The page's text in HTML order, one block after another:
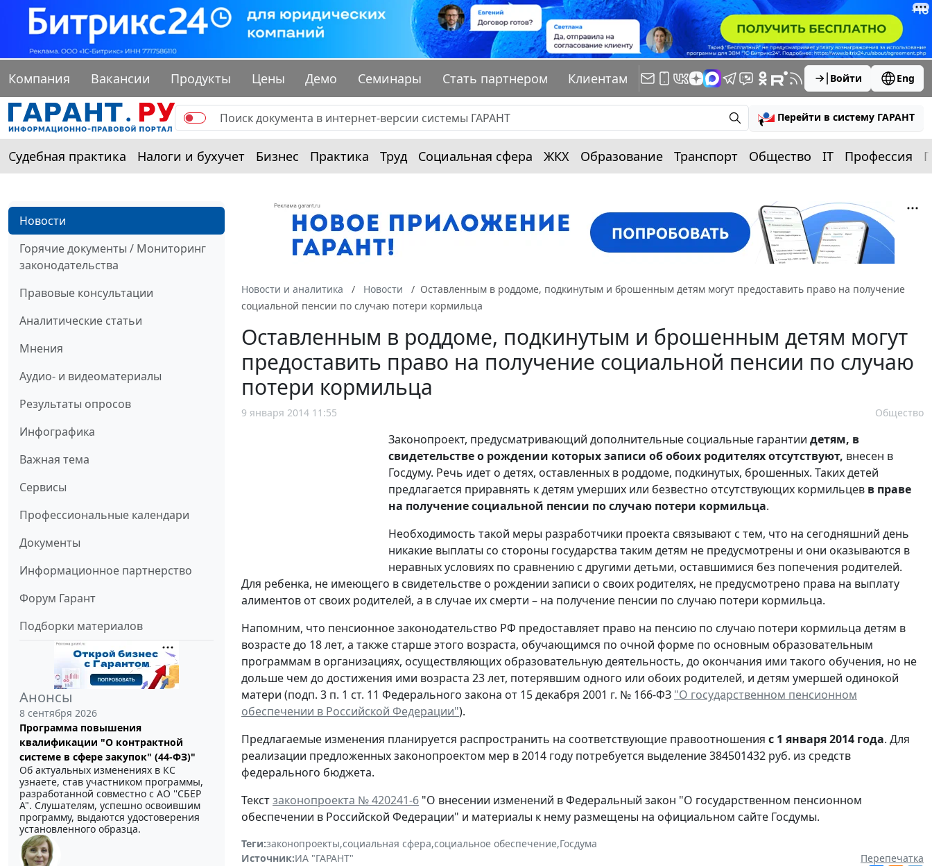
Компания Вакансии Продукты Цены Демо Семинары Стать партнером Клиентам Войти Eng
Перейти в систему ГАРАНТ
Судебная практика Налоги и бухучет Бизнес Практика Труд Социальная сфера ЖКХ Образование Транспорт Общество IT Профессия
Новости
Горячие документы / Мониторинг
законодательства
Правовые консультации
Аналитические статьи
Мнения
Аудио- и видеоматериалы
Результаты опросов
Инфографика
Важная тема
Сервисы
Профессиональные календари
Документы
Информационное партнерство
Форум Гарант
Подборки материалов
Анонсы
8 сентября 2026
Программа повышения
квалификации "О контрактной
системе в сфере закупок" (44-ФЗ)"
Об актуальных изменениях в КС
узнаете, став участником программы,
разработанной совместно с АО ''СБЕР
А". Слушателям, успешно освоившим
программу, выдаются удостоверения
установленного образца.
Новости и аналитика Новости
Оставленным в роддоме, подкинутым и брошенным детям могут предоставить право на получение
социальной пенсии по случаю потери кормильца
Оставленным в роддоме, подкинутым и брошенным детям могут
предоставить право на получение социальной пенсии по случаю
потери кормильца
9 января 2014 11:55 Общество
Законопроект, предусматривающий дополнительные социальные гарантии детям, в
свидетельстве о рождении которых записи об обоих родителях отсутствуют, внесен в
Госдуму. Речь идет о детях, оставленных в роддоме, подкинутых, брошенных. Таких детей
предлагается приравнять к детям умерших или безвестно отсутствующих кормильцев в праве
на получениесоциальной пенсии по случаю потери кормильца.
Необходимость такой меры разработчики проекта связывают с тем, что на сегодняшний день
никакие выплаты со стороны государства таким детям не предусмотрены и они оказываются в
неравных условиях по сравнению с другими детьми, оставшимися без попечения родителей.
Для ребенка, не имеющего в свидетельстве о рождении записи о своих родителях, не предусмотрено права на выплату
алиментов от своих родителей, а в случае их смерти – на получение пенсии по случаю потери кормильца.
Напомним, что пенсионное законодательство РФ предоставляет право на пенсию по случаю потери кормильца детям в
возрасте до 18 лет, а также старше этого возраста, обучающимся по очной форме по основным образовательным
программам в организациях, осуществляющих образовательную деятельность, до окончания ими такого обучения, но не
дольше чем до достижения ими возраста 23 лет, потерявшим одного или обоих родителей, и детям умершей одинокой
матери (подп. 3 п. 1 ст. 11 Федерального закона от 15 декабря 2001 г. № 166-ФЗ "О государственном пенсионном
обеспечении в Российской Федерации").
Предлагаемые изменения планируется распространить на соответствующие правоотношения с 1 января 2014 года. Для
реализации предложенных законопроектом мер в 2014 году потребуется выделение 384501432 руб. из средств
федерального бюджета.
Текстзаконопроекта № 420241-6 "О внесении изменений в Федеральный закон "О государственном пенсионном
обеспечении в Российской Федерации" и материалы к нему размещены на официальном сайте Госдумы.
Теги:законопроекты,социальная сфера,социальное обеспечение,Госдума
Источник:ИА "ГАРАНТ"
Перепечатка